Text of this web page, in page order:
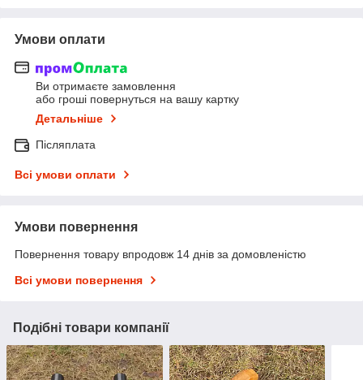
Умови оплати
Ви отримаєте замовлення
або гроші повернуться на вашу картку
Детальніше
Післяплата
Всі умови оплати
Умови повернення
Повернення товару впродовж 14 днів за домовленістю
Всі умови повернення
Подібні товари компанії